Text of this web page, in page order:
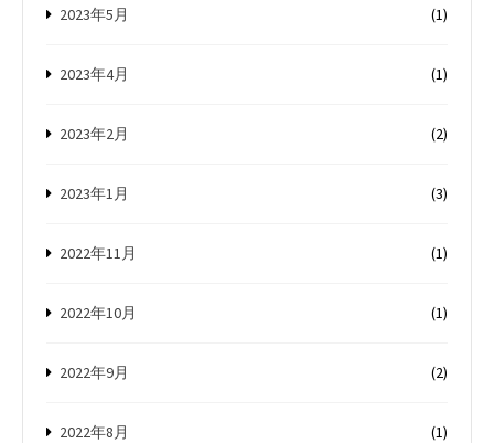
2023年5月 (1)
2023年4月 (1)
2023年2月 (2)
2023年1月 (3)
2022年11月 (1)
2022年10月 (1)
2022年9月 (2)
2022年8月 (1)